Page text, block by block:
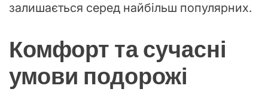
залишається серед найбільш популярних.
Комфорт та сучасні
умови подорожі